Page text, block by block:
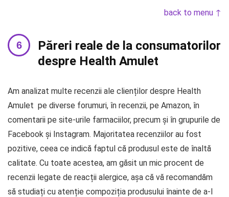
back to menu ↑
Păreri reale de la consumatorilor
despre Health Amulet
Am analizat multe recenzii ale clienților despre Health
Amulet pe diverse forumuri, în recenzii, pe Amazon, în
comentarii pe site-urile farmaciilor, precum și în grupurile de
Facebook și Instagram. Majoritatea recenziilor au fost
pozitive, ceea ce indică faptul că produsul este de înaltă
calitate. Cu toate acestea, am găsit un mic procent de
recenzii legate de reacții alergice, așa că vă recomandăm
să studiați cu atenție compoziția produsului înainte de a-l